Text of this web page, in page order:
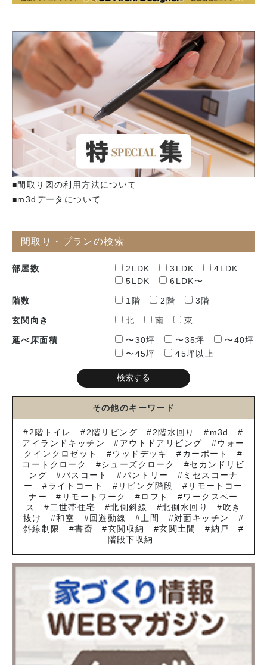
■間取り図の利用方法について
■m3dデータについて
間取り・プランの検索
部屋数 2LDK 3LDK
4LDK
5LDK
6LDK〜
階数 1階 2階 3階
玄関向き 北 南 東
延べ床面積 〜30坪 〜35坪
〜40坪
〜45坪
45坪以上
その他のキーワード
2階トイレ 2階リビング 2階水回り
m3d
アイランドキッチン
アウトドアリビング
ウォー
クインクロゼット
ウッドデッキ
カーポート
コートクローク
シューズクローク
セカンドリビ
ング
バスコート パントリー
ミセスコーナ
ー
ライトコート リビング階段
リモートコー
ナー
リモートワーク ロフト
ワークスペー
ス
二世帯住宅 北側斜線 北側水回り
吹き
抜け
和室 回遊動線 土間
対面キッチン
斜線制限
書斎 玄関収納 玄関土間
納戸
階段下収納